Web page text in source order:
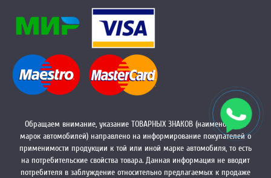
Обращаем внимание, указание ТОВАРНЫХ ЗНАКОВ (наименований
марок автомобилей) направлено на информирование покупателей о
применимости продукции к той или иной марке автомобиля, то есть
на потребительские свойства товара. Данная информация не вводит
потребителя в заблуждение относительно предлагаемых к продаже